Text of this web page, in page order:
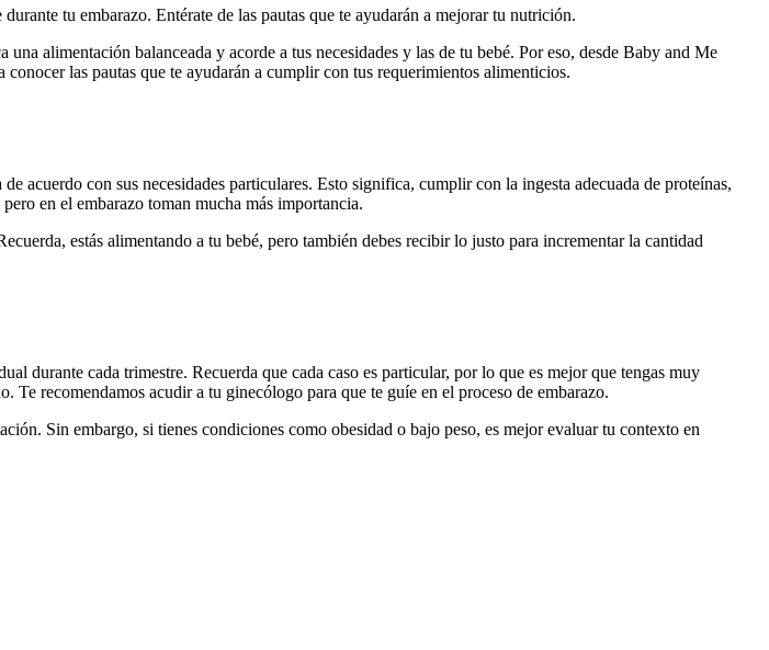
tu embarazo. Entérate de las pautas que te ayudarán a mejorar tu nutrición.
alimentación balanceada y acorde a tus necesidades y las de tu bebé. Por eso, desde Baby and Me
las pautas que te ayudarán a cumplir con tus requerimientos alimenticios.
acuerdo con sus necesidades particulares. Esto significa, cumplir con la ingesta adecuada de proteínas,
en el embarazo toman mucha más importancia.
estás alimentando a tu bebé, pero también debes recibir lo justo para incrementar la cantidad
durante cada trimestre. Recuerda que cada caso es particular, por lo que es mejor que tengas muy
recomendamos acudir a tu ginecólogo para que te guíe en el proceso de embarazo.
Sin embargo, si tienes condiciones como obesidad o bajo peso, es mejor evaluar tu contexto en